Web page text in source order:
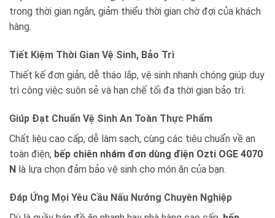
trong thời gian ngắn, giảm thiểu thời gian chờ đợi của khách
hàng.
Tiết Kiệm Thời Gian Vệ Sinh, Bảo Trì
Thiết kế đơn giản, dễ tháo lắp, vệ sinh nhanh chóng giúp duy
trì công việc suôn sẻ và hạn chế tối đa thời gian bảo trì.
Giúp Đạt Chuẩn Vệ Sinh An Toàn Thực Phẩm
Chất liệu cao cấp, dễ làm sạch, cùng các tiêu chuẩn về an
toàn điện, bếp chiên nhám đơn dùng điện Ozti OGE 4070
N là lựa chọn đảm bảo vệ sinh cho món ăn của bạn.
Đáp Ứng Mọi Yêu Cầu Nấu Nướng Chuyên Nghiệp